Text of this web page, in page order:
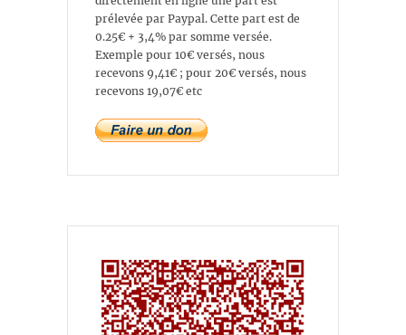
prélevée par Paypal. Cette part est de
0.25€ + 3,4% par somme versée.
Exemple pour 10€ versés, nous
recevons 9,41€ ; pour 20€ versés, nous
recevons 19,07€ etc